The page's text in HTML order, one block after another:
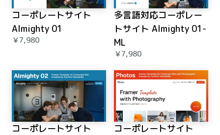
コーポレートサイト
Almighty 01
￥7,980
多言語対応コーポレー
トサイト Almighty 01-
ML
￥7,980
コーポレートサイト
コーポレートサイト